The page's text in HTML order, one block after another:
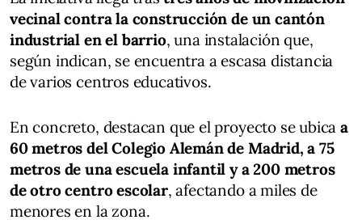
vecinal contra la construcción de un cantón
industrial en el barrio, una instalación que,
según indican, se encuentra a escasa distancia
de varios centros educativos.
En concreto, destacan que el proyecto se ubicaa
60 metros del Colegio Alemán de Madrid, a 75
metros de una escuela infantil y a 200 metros
de otro centro escolar, afectando a miles de
menores en la zona.